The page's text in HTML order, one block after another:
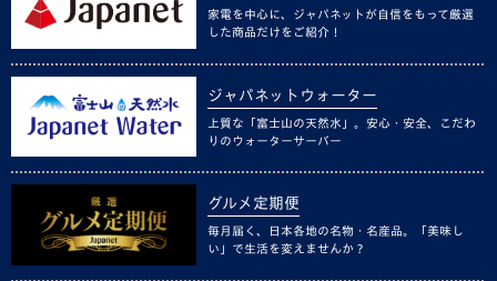
家電を中心に、ジャパネットが自信をもって厳選
した商品だけをご紹介！
ジャパネットウォーター
上質な「富士山の天然水」。安心・安全、こだわ
りのウォーターサーバー
グルメ定期便
毎月届く、日本各地の名物・名産品。「美味し
い」で生活を変えませんか？